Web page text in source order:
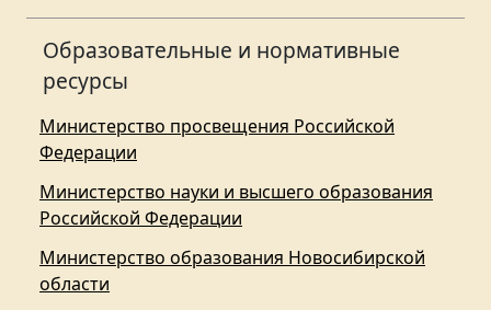
Образовательные и нормативные
ресурсы
Министерство просвещения Российской
Федерации
Министерство науки и высшего образования
Российской Федерации
Министерство образования Новосибирской
области